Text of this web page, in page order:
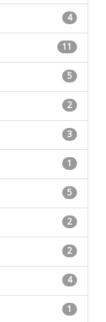
4
11
5
2
3
1
5
2
2
4
1